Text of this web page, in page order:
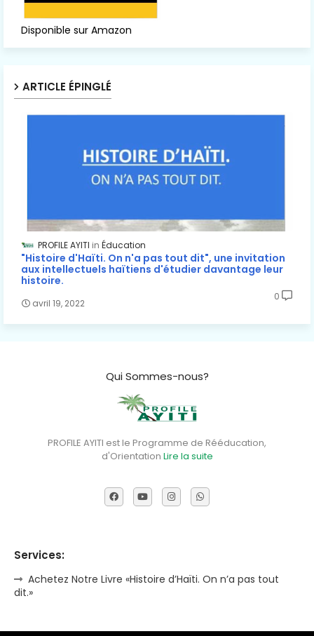
Disponible sur Amazon
ARTICLE ÉPINGLÉ
PROFILE AYITI Éducation
"Histoire d'Haïti. On n'a pas tout dit", une invitation
aux intellectuels haïtiens d'étudier davantage leur
histoire.
avril 19, 2022
0
Qui Sommes-nous?
PROFILE AYITI est le Programme de Rééducation,
d'Orientation Lire la suite
Services:
Achetez Notre Livre «Histoire d’Haïti. On n’a pas tout
dit.»